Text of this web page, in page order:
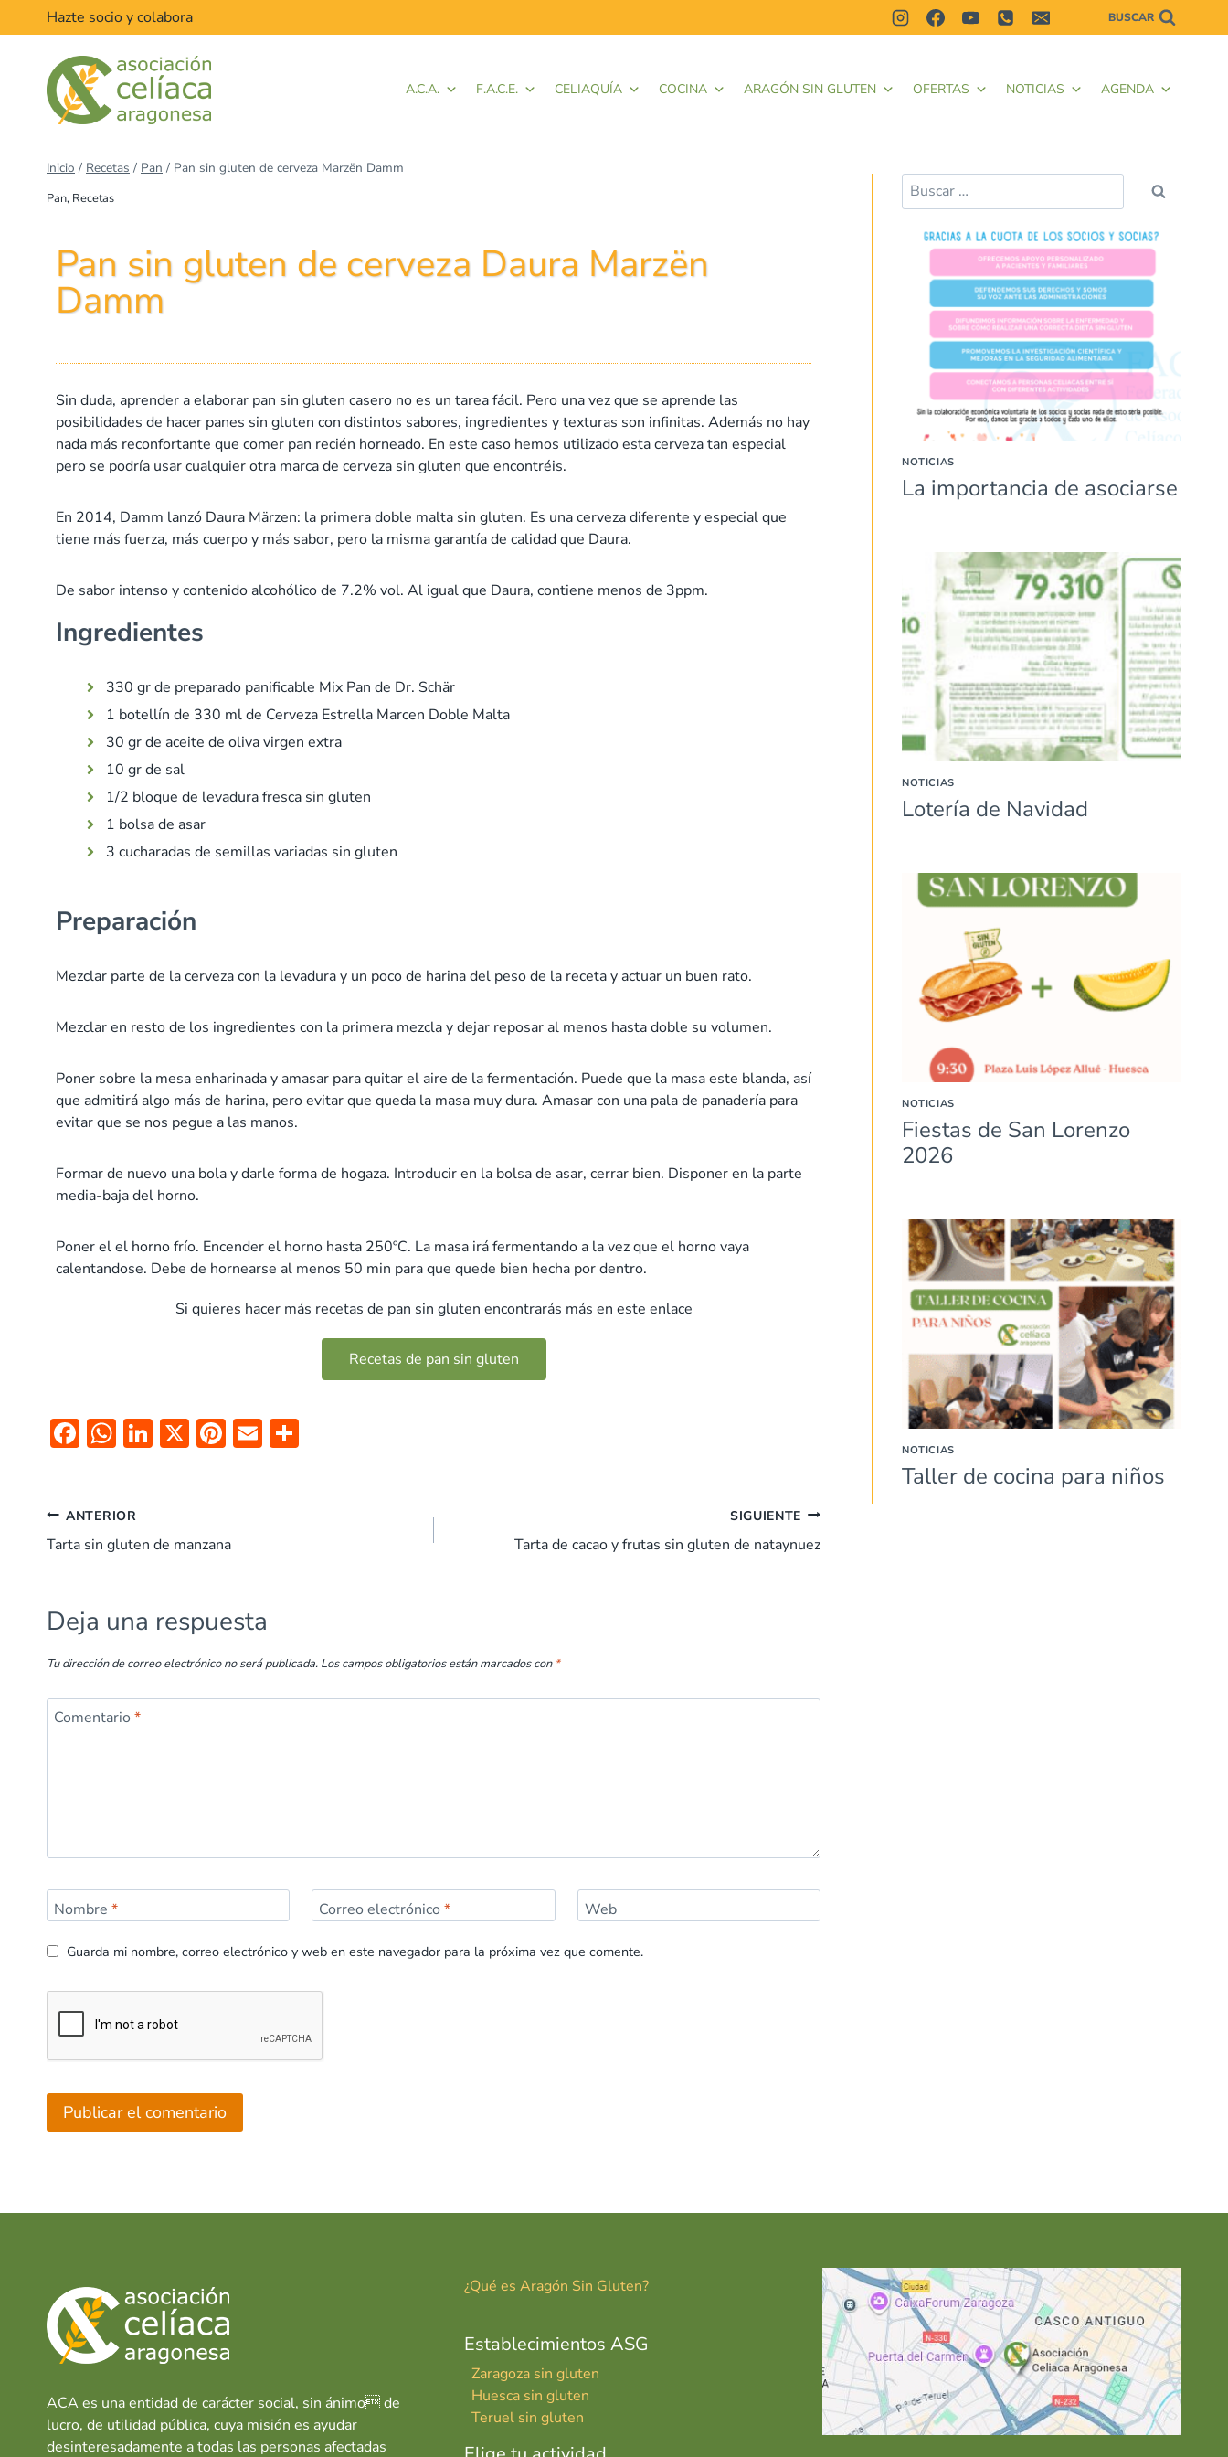
Hazte socio y colabora BUSCAR
A.C.A. F.A.C.E. CELIAQUÍA COCINA ARAGÓN SIN GLUTEN OFERTAS NOTICIAS AGENDA
Inicio / Recetas / Pan / Pan sin gluten de cerveza Marzën Damm
Pan, Recetas
Pan sin gluten de cerveza Daura Marzën
Damm
Sin duda, aprender a elaborar pan sin gluten casero no es un tarea fácil. Pero una vez que se aprende las
posibilidades de hacer panes sin gluten con distintos sabores, ingredientes y texturas son infinitas. Además no hay
nada más reconfortante que comer pan recién horneado. En este caso hemos utilizado esta cerveza tan especial
pero se podría usar cualquier otra marca de cerveza sin gluten que encontréis.
En 2014, Damm lanzó Daura Märzen: la primera doble malta sin gluten. Es una cerveza diferente y especial que
tiene más fuerza, más cuerpo y más sabor, pero la misma garantía de calidad que Daura.
De sabor intenso y contenido alcohólico de 7.2% vol. Al igual que Daura, contiene menos de 3ppm.
Ingredientes
330 gr de preparado panificable Mix Pan de Dr. Schär
1 botellín de 330 ml de Cerveza Estrella Marcen Doble Malta
30 gr de aceite de oliva virgen extra
10 gr de sal
1/2 bloque de levadura fresca sin gluten
1 bolsa de asar
3 cucharadas de semillas variadas sin gluten
Preparación
Mezclar parte de la cerveza con la levadura y un poco de harina del peso de la receta y actuar un buen rato.
Mezclar en resto de los ingredientes con la primera mezcla y dejar reposar al menos hasta doble su volumen.
Poner sobre la mesa enharinada y amasar para quitar el aire de la fermentación. Puede que la masa este blanda, así
que admitirá algo más de harina, pero evitar que queda la masa muy dura. Amasar con una pala de panadería para
evitar que se nos pegue a las manos.
Formar de nuevo una bola y darle forma de hogaza. Introducir en la bolsa de asar, cerrar bien. Disponer en la parte
media-baja del horno.
Poner el el horno frío. Encender el horno hasta 250ºC. La masa irá fermentando a la vez que el horno vaya
calentandose. Debe de hornearse al menos 50 min para que quede bien hecha por dentro.
Si quieres hacer más recetas de pan sin gluten encontrarás más en este enlace
Recetas de pan sin gluten
F
b
o
k
W
s
A
p
Li
dI
X Pi
t
E
ANTERIOR
Tarta sin gluten de manzana
SIGUIENTE
Tarta de cacao y frutas sin gluten de nataynuez
Deja una respuesta
Tu dirección de correo electrónico no será publicada. Los campos obligatorios están marcados con *
Comentario *
Nombre * Correo electrónico* Web
Guarda mi nombre, correo electrónico y web en este navegador para la próxima vez que comente.
NOTICIAS
La importancia de asociarse
NOTICIAS
Lotería de Navidad
NOTICIAS
Fiestas de San Lorenzo
2026
NOTICIAS
Taller de cocina para niños
ACA es una entidad de carácter social, sin ánimo de
lucro, de utilidad pública, cuya misión es ayudar
desinteresadamente a todas las personas afectadas
¿Qué es Aragón Sin Gluten?
Establecimientos ASG
Zaragoza sin gluten
Huesca sin gluten
Teruel sin gluten